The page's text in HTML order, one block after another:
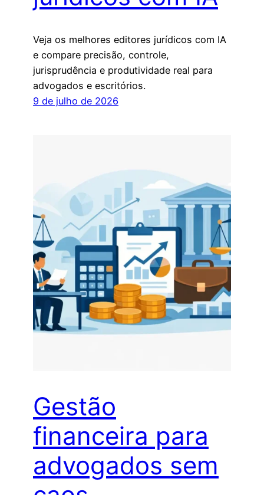
Veja os melhores editores jurídicos com IA
e compare precisão, controle,
jurisprudência e produtividade real para
advogados e escritórios.
9 de julho de 2026
Gestão
financeira para
advogados sem